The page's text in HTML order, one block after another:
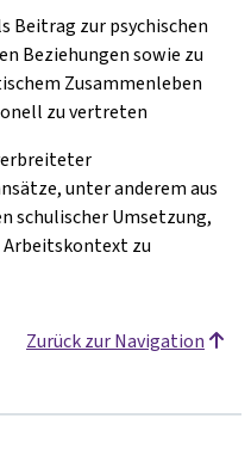
Beitrag zur psychischen
Beziehungen sowie zu
Zusammenleben
zu vertreten
unter anderem aus
schulischer Umsetzung,
zu
Zurück zur Navigation